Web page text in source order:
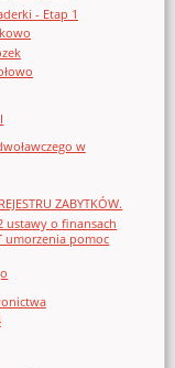
- Etap 1
w
ZABYTKÓW.
ustawy o finansach
umorzenia pomoc